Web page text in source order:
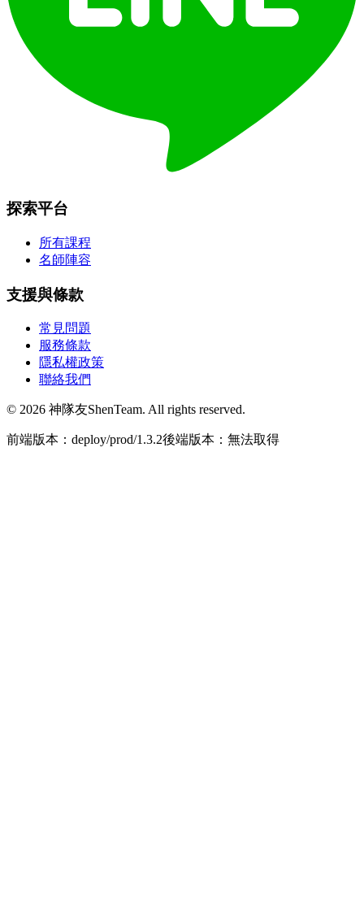
探索平台
所有課程
名師陣容
支援與條款
常見問題
服務條款
隱私權政策
聯絡我們
© 2026 神隊友ShenTeam. All rights reserved.
前端版本：deploy/prod/1.3.2後端版本：無法取得